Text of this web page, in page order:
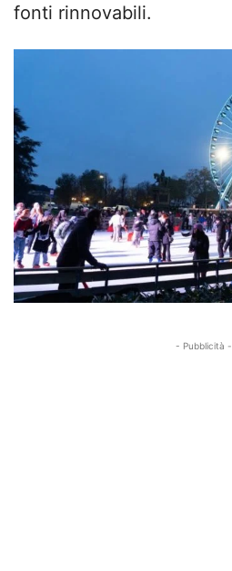
fonti rinnovabili.
- Pubblicità -